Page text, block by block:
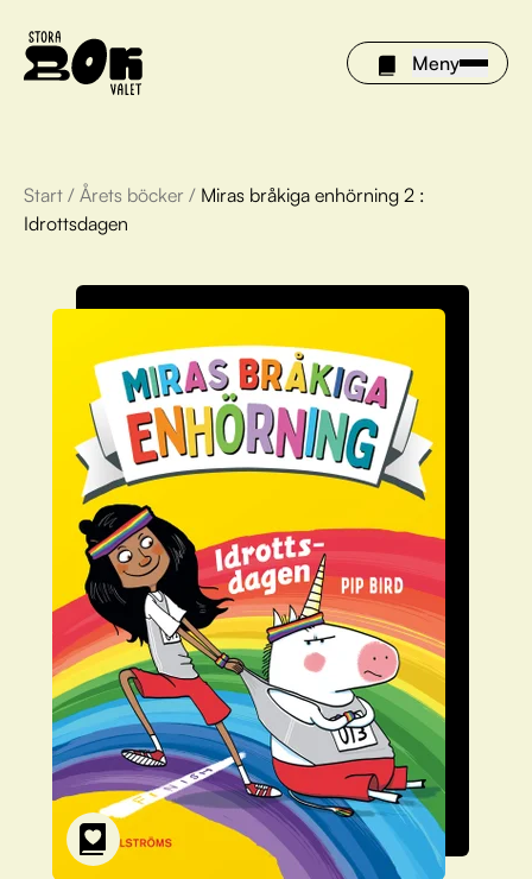
Meny
Årets böcker
Om Stora bokvalet
Olivia tipsar
Vinnare
FAQ
För bibliotek
Start / Årets böcker / Miras bråkiga enhörning 2 :
Idrottsdagen